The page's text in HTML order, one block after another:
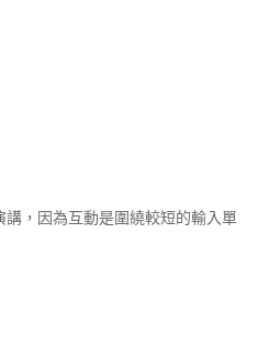
，因為互動是圍繞較短的輸入單